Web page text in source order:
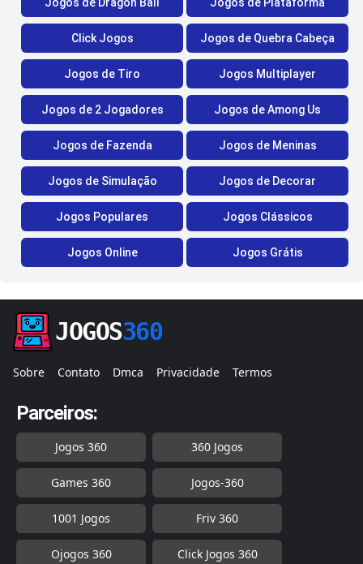
Click Jogos Jogos de Quebra Cabeça
Jogos de Tiro Jogos Multiplayer
Jogos de 2 Jogadores Jogos de Among Us
Jogos de Fazenda Jogos de Meninas
Jogos de Simulação Jogos de Decorar
Jogos Populares Jogos Clássicos
Jogos Online Jogos Grátis
JOGOS360
Sobre Contato Dmca Privacidade Termos
Parceiros:
Jogos 360 360 Jogos
Games 360 Jogos-360
1001 Jogos Friv 360
Ojogos 360 Click Jogos 360